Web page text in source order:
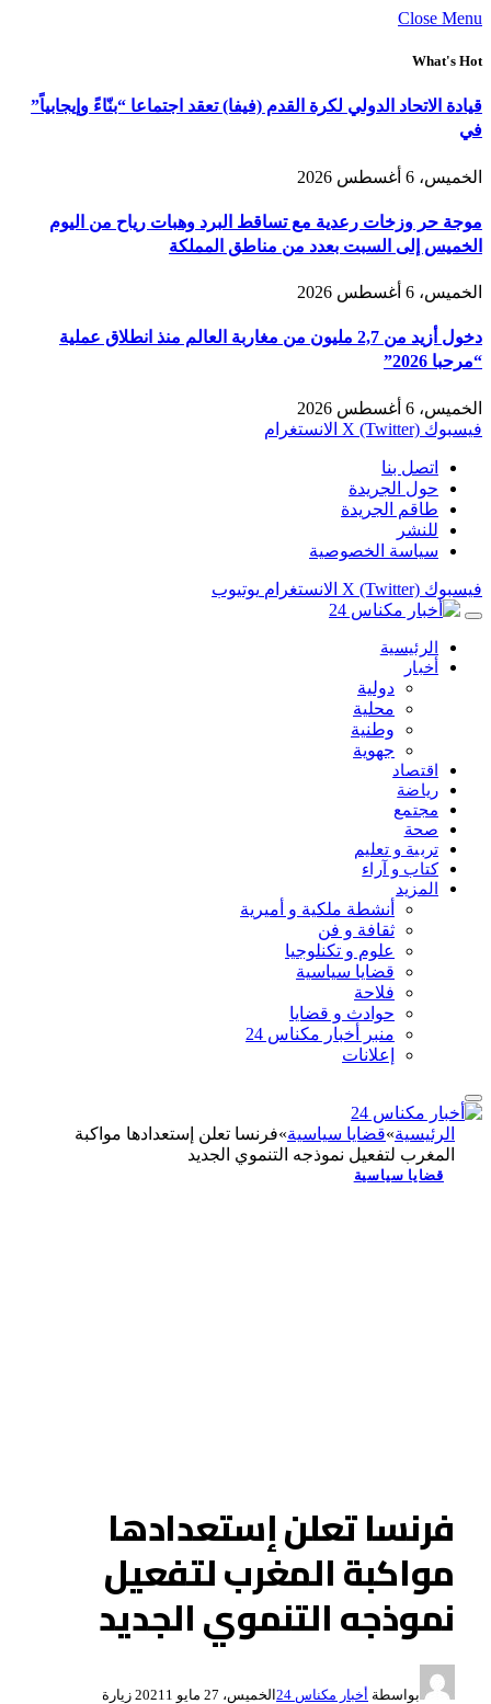
Close Menu
What's Hot
قيادة الاتحاد الدولي لكرة القدم (فيفا) تعقد اجتماعا “بنّاءً وإيجابياً”
في
الخميس، 6 أغسطس 2026
موجة حر وزخات رعدية مع تساقط البرد وهبات رياح من اليوم
الخميس إلى السبت بعدد من مناطق المملكة
الخميس، 6 أغسطس 2026
دخول أزيد من 2,7 مليون من مغاربة العالم منذ انطلاق عملية
“مرحبا 2026”
الخميس، 6 أغسطس 2026
فيسبوك X (Twitter) الانستغرام
اتصل بنا
حول الجريدة
طاقم الجريدة
للنشر
سياسة الخصوصية
فيسبوك X (Twitter) الانستغرام يوتيوب
الرئيسية
أخبار
دولية
محلية
وطنية
جهوية
اقتصاد
رياضة
مجتمع
صحة
تربية و تعليم
كتاب و آراء
المزيد
أنشطة ملكية و أميرية
ثقافة و فن
علوم و تكنلوجيا
قضايا سياسية
فلاحة
حوادث و قضايا
منبر أخبار مكناس 24
إعلانات
الرئيسية»قضايا سياسية»فرنسا تعلن إستعدادها مواكبة
المغرب لتفعيل نموذجه التنموي الجديد
قضايا سياسية
فرنسا تعلن إستعدادها
مواكبة المغرب لتفعيل
نموذجه التنموي الجديد
بواسطة أخبار مكناس 24 الخميس، 27 مايو 2021 1 زيارة